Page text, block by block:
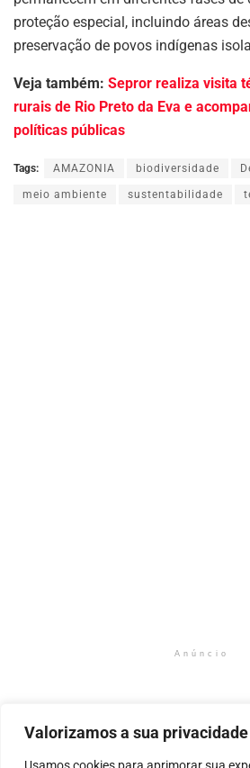
Valorizamos a sua privacidade
proteção especial, incluindo áreas
preservação de povos indígenas
Veja também: Sepror realiza visita
rurais de Rio Preto da Eva e
políticas públicas
Tags: AMAZONIA biodiversidade
meio ambiente sustentabilidade
Anúncio